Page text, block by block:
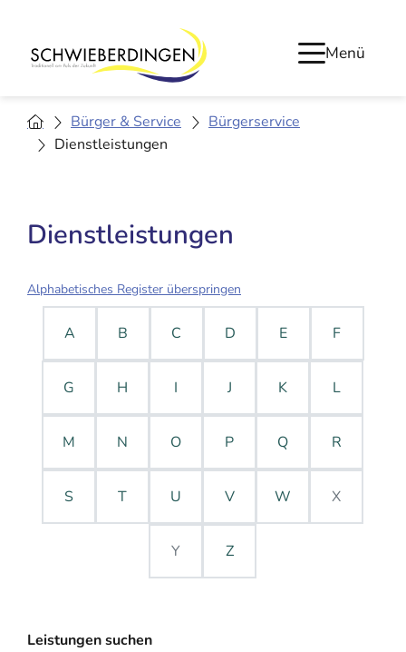
Menü
Bürger & Service
Bürgerservice
Dienstleistungen
Dienstleistungen
Alphabetisches Register überspringen
A B C D E F
G H I J K L
M N O P Q R
S T U V W X
Y Z
Leistungen suchen